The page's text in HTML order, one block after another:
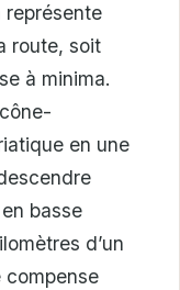
représente
route, soit
à minima.
en une
basse
d’un
compense